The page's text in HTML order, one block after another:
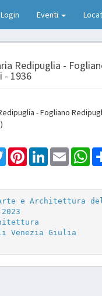
Login Eventi
Redipuglia -
- 1936
- Fogliano
TwitterPinterestLinkedInEmail
e Architettura
Venezia Giulia